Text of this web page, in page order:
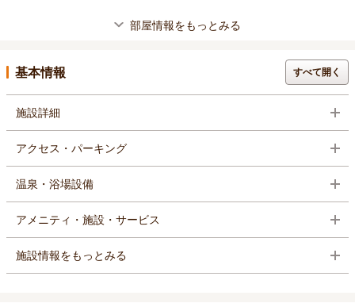
部屋情報をもっとみる
基本情報 すべて開く
施設詳細
アクセス・パーキング
温泉・浴場設備
アメニティ・施設・サービス
施設情報をもっとみる